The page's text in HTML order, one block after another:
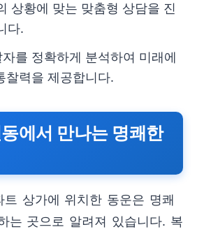
상황에 맞는 맞춤형 상담을 진
다.
를 정확하게 분석하여 미래에
찰력을 제공합니다.
에서 만나는 명쾌한
트 상가에 위치한 동운은 명쾌
는 곳으로 알려져 있습니다. 복